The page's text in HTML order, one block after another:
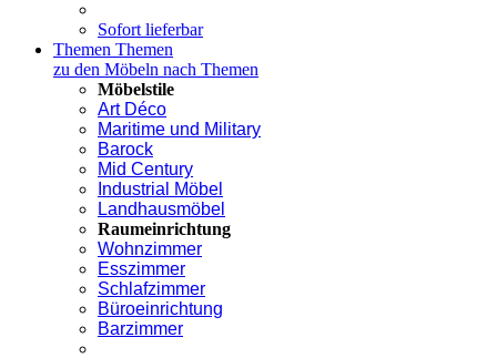
Sofort lieferbar
Themen Themen
zu den Möbeln nach Themen
Möbelstile
Art Déco
Maritime und Military
Barock
Mid Century
Industrial Möbel
Landhausmöbel
Raumeinrichtung
Wohnzimmer
Esszimmer
Schlafzimmer
Büroeinrichtung
Barzimmer